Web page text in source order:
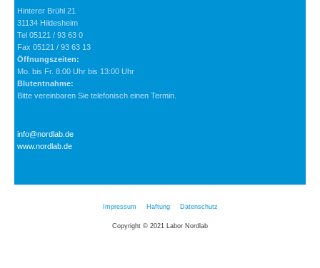
Hinterer Brühl 21
31134 Hildesheim
Tel 05121 / 93 63 0
Fax 05121 / 93 63 13
Öffnungszeiten:
Mo. bis Fr. 8:00 Uhr bis 13:00 Uhr
Blutentnahme:
Bitte vereinbaren Sie telefonisch einen Termin.
info@nordlab.de
www.nordlab.de
Impressum Haftung Datenschutz
Copyright © 2021 Labor Nordlab